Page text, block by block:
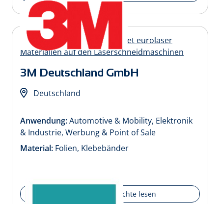
3M Deutschland GmbH
Deutschland
Anwendung:Automotive & Mobility, Elektronik
& Industrie, Werbung & Point of Sale
Material: Folien, Klebebänder
Erfolgsgeschichte lesen